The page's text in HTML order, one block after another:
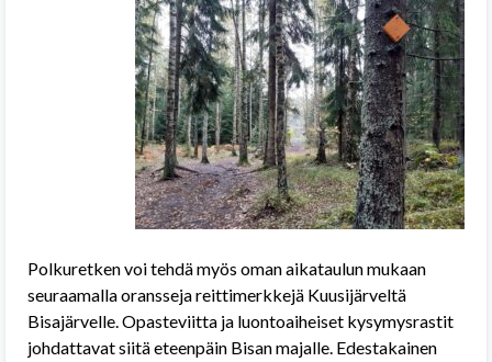
Polkuretken voi tehdä myös oman aikataulun mukaan
seuraamalla oransseja reittimerkkejä Kuusijärveltä
Bisajärvelle. Opasteviitta ja luontoaiheiset kysymysrastit
johdattavat siitä eteenpäin Bisan majalle. Edestakainen